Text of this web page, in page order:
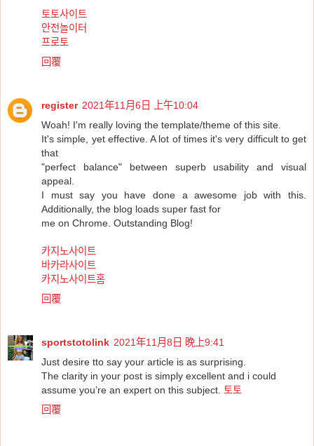
토토사이트
안전놀이터
프로토
回覆
register 2021年11月6日 上午10:04
Woah! I'm really loving the template/theme of this site.
It's simple, yet effective. A lot of times it's very difficult to get
that
"perfect balance" between superb usability and visual
appeal.
I must say you have done a awesome job with this.
Additionally, the blog loads super fast for
me on Chrome. Outstanding Blog!
카지노사이트
바카라사이트
카지노사이트홈
回覆
sportstotolink 2021年11月8日 晚上9:41
Just desire tto say your article is as surprising.
The clarity in your post is simply excellent and i could
assume you’re an expert on this subject.
토토
回覆